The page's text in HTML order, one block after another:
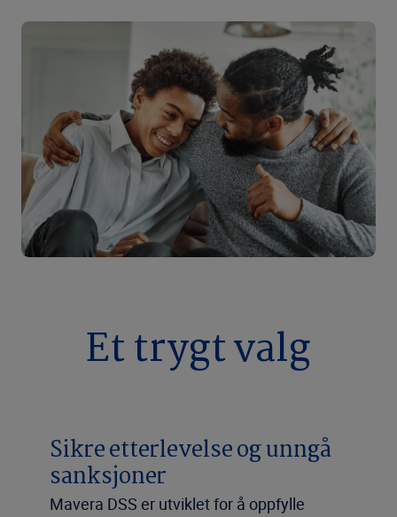
Et trygt valg
Sikre etterlevelse og unngå
sanksjoner
Mavera DSS er utviklet for å oppfylle